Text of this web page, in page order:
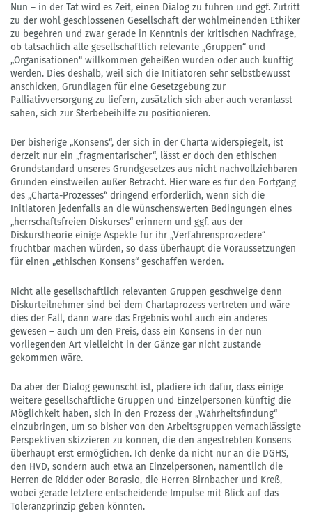
Nun – in der Tat wird es Zeit, einen Dialog zu führen und ggf. Zutritt
zu der wohl geschlossenen Gesellschaft der wohlmeinenden Ethiker
zu begehren und zwar gerade in Kenntnis der kritischen Nachfrage,
ob tatsächlich alle gesellschaftlich relevante „Gruppen“ und
„Organisationen“ willkommen geheißen wurden oder auch künftig
werden. Dies deshalb, weil sich die Initiatoren sehr selbstbewusst
anschicken, Grundlagen für eine Gesetzgebung zur
Palliativversorgung zu liefern, zusätzlich sich aber auch veranlasst
sahen, sich zur Sterbebeihilfe zu positionieren.
Der bisherige „Konsens“, der sich in der Charta widerspiegelt, ist
derzeit nur ein „fragmentarischer“, lässt er doch den ethischen
Grundstandard unseres Grundgesetzes aus nicht nachvollziehbaren
Gründen einstweilen außer Betracht. Hier wäre es für den Fortgang
des „Charta-Prozesses“ dringend erforderlich, wenn sich die
Initiatoren jedenfalls an die wünschenswerten Bedingungen eines
„herrschaftsfreien Diskurses“ erinnern und ggf. aus der
Diskurstheorie einige Aspekte für ihr „Verfahrensprozedere“
fruchtbar machen würden, so dass überhaupt die Voraussetzungen
für einen „ethischen Konsens“ geschaffen werden.
Nicht alle gesellschaftlich relevanten Gruppen geschweige denn
Diskurteilnehmer sind bei dem Chartaprozess vertreten und wäre
dies der Fall, dann wäre das Ergebnis wohl auch ein anderes
gewesen – auch um den Preis, dass ein Konsens in der nun
vorliegenden Art vielleicht in der Gänze gar nicht zustande
gekommen wäre.
Da aber der Dialog gewünscht ist, plädiere ich dafür, dass einige
weitere gesellschaftliche Gruppen und Einzelpersonen künftig die
Möglichkeit haben, sich in den Prozess der „Wahrheitsfindung“
einzubringen, um so bisher von den Arbeitsgruppen vernachlässigte
Perspektiven skizzieren zu können, die den angestrebten Konsens
überhaupt erst ermöglichen. Ich denke da nicht nur an die DGHS,
den HVD, sondern auch etwa an Einzelpersonen, namentlich die
Herren de Ridder oder Borasio, die Herren Birnbacher und Kreß,
wobei gerade letztere entscheidende Impulse mit Blick auf das
Toleranzprinzip geben könnten.